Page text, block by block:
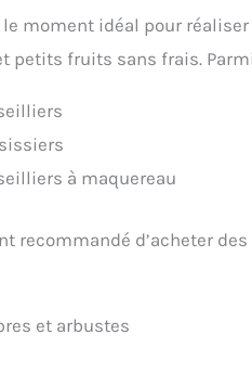
le moment idéal pour
petits fruits sans frais.
à maquereau
recommandé d’acheter
et arbustes